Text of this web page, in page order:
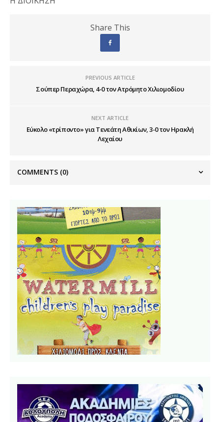
Share This
PREVIOUS ARTICLE
Σούπερ Περαχώρα, 4-0 τον Ατρόμητο Χιλιομοδίου
NEXT ARTICLE
Εύκολο «τρίποντο» για Τενεάτη Αθικίων, 3-0 τον Ηρακλή
Λεχαίου
COMMENTS (0)